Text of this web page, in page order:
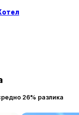
26% разлика